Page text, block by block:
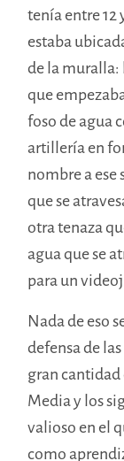
tenía entre 12
estaba
de la muralla:
que
foso de agua
artillería en
nombre a ese
que se
otra tenaza
agua que se
para un
Nada de eso
defensa de
gran cantidad
Media y los
valioso en el
como